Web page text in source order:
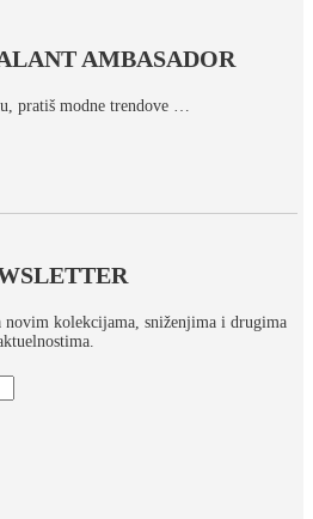
AMBASADOR
pratiš modne trendove …
novim kolekcijama, sniženjima i drugima